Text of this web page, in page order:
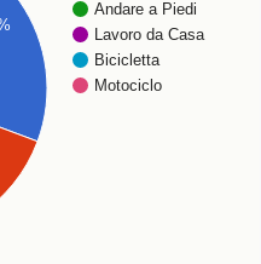
Andare a Piedi
Lavoro da Casa
Bicicletta
Motociclo
(Corrente)
per